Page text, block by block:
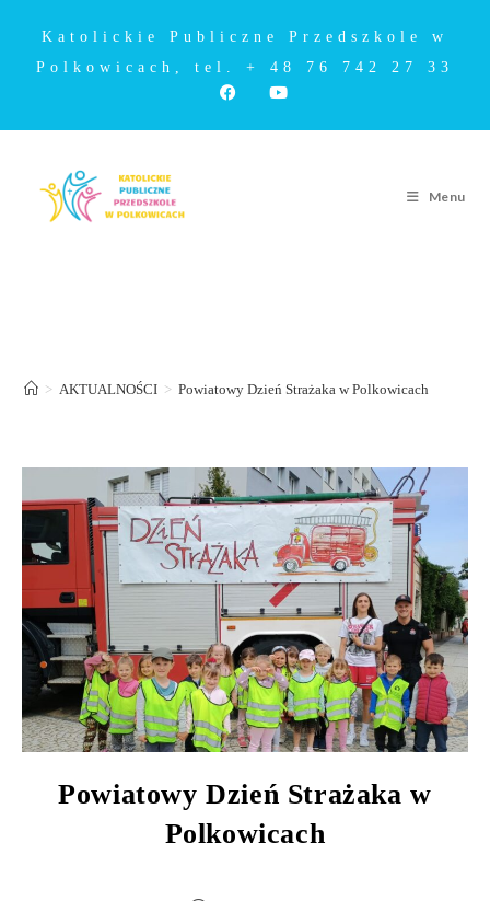
Katolickie Publiczne Przedszkole w
Polkowicach, tel. + 48 76 742 27 33
Menu
> AKTUALNOŚCI > Powiatowy Dzień Strażaka w Polkowicach
Powiatowy Dzień Strażaka w
Polkowicach